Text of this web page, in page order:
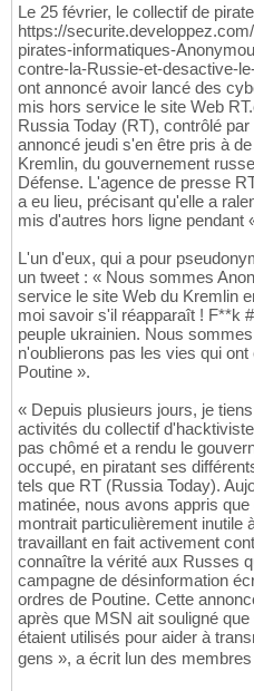
Le 25 février, le collectif de
https://
pirates-informatiques-
contre-la-Russie-et-desactive-
ont annoncé avoir lancé des
mis hors service le site Web
Russia Today (RT), contrôlé
annoncé jeudi s'en être pris à
Kremlin, du gouvernement
Défense. L'agence de presse
a eu lieu, précisant qu'elle a
mis d'autres hors ligne pendant
L'un d'eux, qui a pour
un tweet : « Nous sommes
service le site Web du Kremlin
moi savoir s'il réapparaît ! F**k
peuple ukrainien. Nous
n'oublierons pas les vies qui
Poutine ».
« Depuis plusieurs jours, je
activités du collectif
pas chômé et a rendu le
occupé, en piratant ses
tels que RT (Russia Today).
matinée, nous avons appris
montrait particulièrement inutile
travaillant en fait activement
connaître la vérité aux Russes
campagne de désinformation
ordres de Poutine. Cette
après que MSN ait souligné
étaient utilisés pour aider à
gens », a écrit lun des